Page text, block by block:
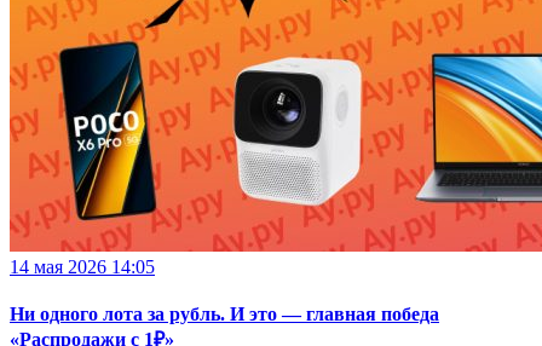
14 мая 2026 14:05
Ни одного лота за рубль. И это — главная победа
«Распродажи с 1₽»